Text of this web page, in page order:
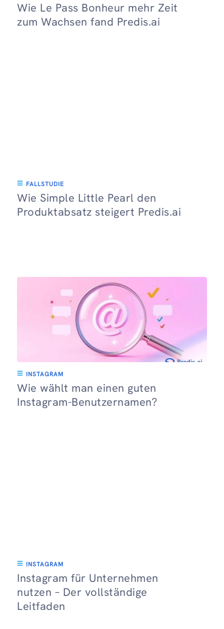
Wie Le Pass Bonheur mehr Zeit
zum Wachsen fand Predis.ai
FALLSTUDIE
Wie Simple Little Pearl den
Produktabsatz steigert Predis.ai
INSTAGRAM
Wie wählt man einen guten
Instagram-Benutzernamen?
INSTAGRAM
Instagram für Unternehmen
nutzen – Der vollständige
Leitfaden